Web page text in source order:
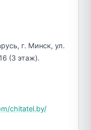
г. Минск, ул.
(3 этаж).
chitatel.by/